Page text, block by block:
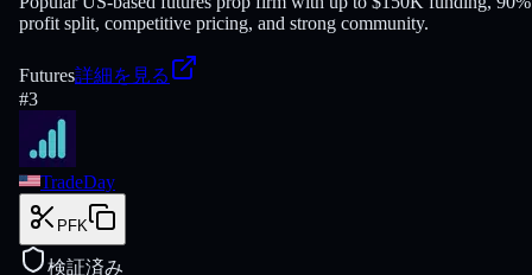
profit split, competitive pricing, and strong community.
Futures詳細を見る
#3
TradeDay
PFK
検証済み